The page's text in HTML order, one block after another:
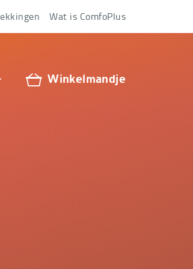
Wat is ComfoPlus
Winkelmandje